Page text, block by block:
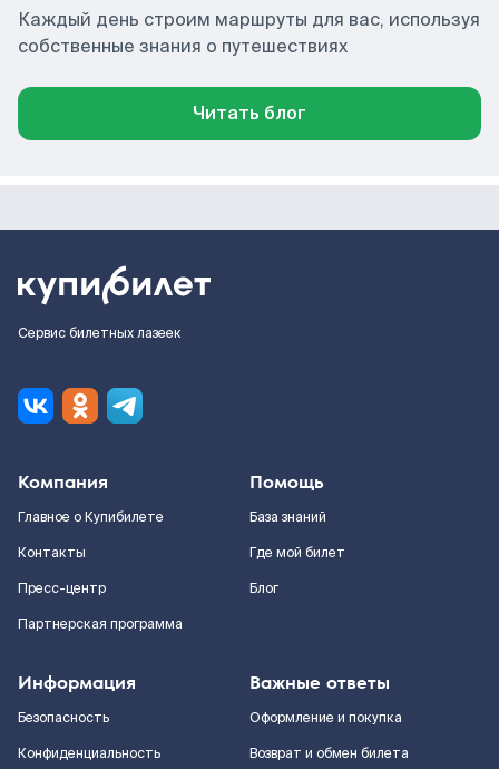
Каждый день строим маршруты для вас, используя
собственные знания о путешествиях
Читать блог
Сервис билетных лазеек
Компания
Главное о Купибилете
Контакты
Пресс-центр
Партнерская программа
Помощь
База знаний
Где мой билет
Блог
Информация
Безопасность
Конфиденциальность
Важные ответы
Оформление и покупка
Возврат и обмен билета